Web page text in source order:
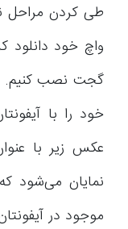
طی کردن مراحل
واچ خود دانلود
گجت نصب کنیم.
خود را با
نمایان می‌شود
موجود در